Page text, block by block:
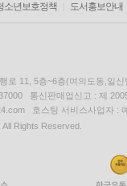
소년보호정책 도서홍보안내
로 11, 5층~6층(여의도동,일신
통신판매업신고 : 제
호스팅 서비스사업자 :
Rights Reserved.